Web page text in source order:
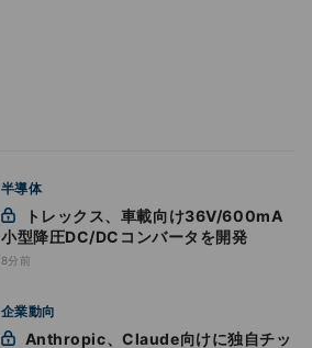
半導体
小型降圧DC/DCコンバータを開発
8分前
企業動向